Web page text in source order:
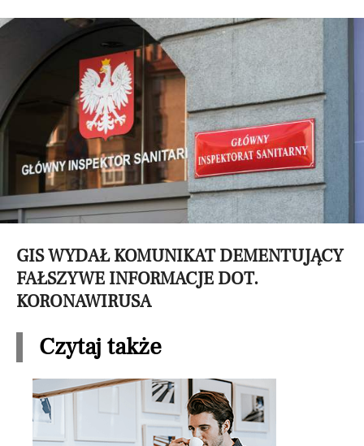
GIS WYDAŁ KOMUNIKAT DEMENTUJĄCY
FAŁSZYWE INFORMACJE DOT.
KORONAWIRUSA
Czytaj także